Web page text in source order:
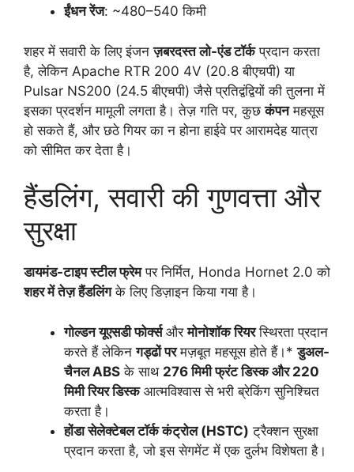
ईंधन रेंज: ~480–540 किमी
शहर में सवारी के लिए इंजनज़बरदस्त लो-एंड टॉर्कप्रदान करता
है, लेकिन Apache RTR 200 4V (20.8 बीएचपी) या
Pulsar NS200 (24.5 बीएचपी) जैसे प्रतिद्वंद्वियों की तुलना में
इसका प्रदर्शन मामूली लगता है। तेज़ गति पर, कुछकंपनमहसूस
हो सकते हैं, और छठे गियर का न होना हाईवे पर आरामदेह यात्रा
को सीमित कर देता है।
हैंडलिंग, सवारी की गुणवत्ता और
सुरक्षा
डायमंड-टाइप स्टील फ्रेमपर निर्मित, Honda Hornet 2.0 को
शहर में तेज़ हैंडलिंगके लिए डिज़ाइन किया गया है।
गोल्डन यूएसडी फोर्क्सऔरमोनोशॉक रियरस्थिरता प्रदान
करते हैं लेकिनगड्ढों परमज़बूत महसूस होते हैं।*डुअल-
चैनल ABS के साथ 276 मिमी फ्रंट डिस्क और 220
मिमी रियर डिस्कआत्मविश्वास से भरी ब्रेकिंग सुनिश्चित
करता है।
होंडा सेलेक्टेबल टॉर्क कंट्रोल (HSTC) ट्रैक्शन सुरक्षा
प्रदान करता है, जो इस सेगमेंट में एक दुर्लभ विशेषता है।